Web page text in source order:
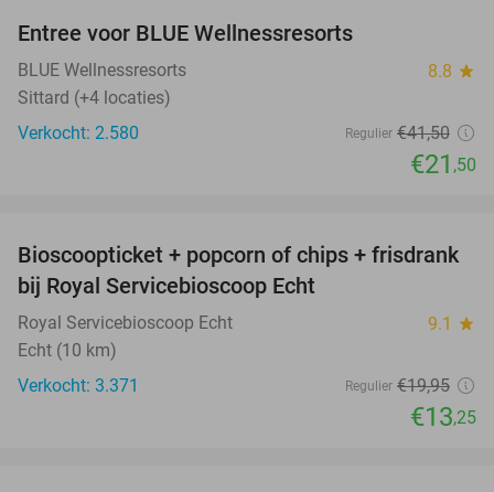
Entree voor BLUE Wellnessresorts
BLUE Wellnessresorts 8.8 star
Sittard (+4 locaties)
Verkocht: 2.580
Regulier €41,50
€21 ,50
34%
Bioscoopticket + popcorn of chips + frisdrank
bij Royal Servicebioscoop Echt
Royal Servicebioscoop Echt 9.1 star
Echt (10 km)
Verkocht: 3.371
Regulier €19,95
€13,25